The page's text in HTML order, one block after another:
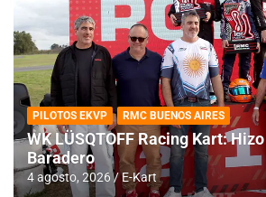
PILOTOS EKVP RMC BUENOS AIRES
WK LÜSQTOFF Racing Kart:
Baradero
4 agosto, 2026 E-Kart